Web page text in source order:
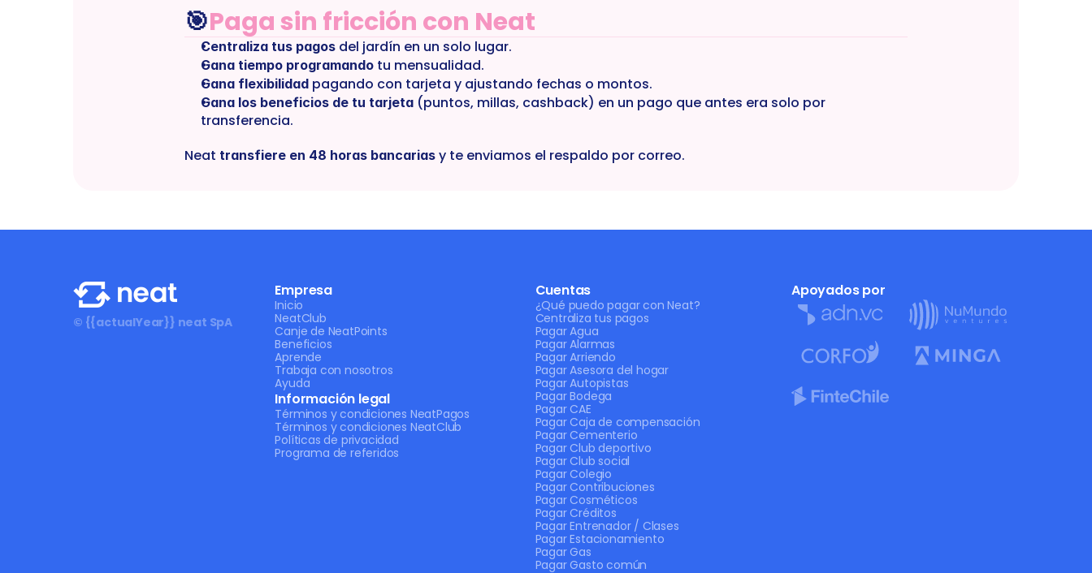
🎯Paga sin fricción con Neat
Centraliza tus pagos del jardín en un solo lugar.
Gana tiempo programando tu mensualidad.
Gana flexibilidad pagando con tarjeta y ajustando fechas o montos.
Gana los beneficios de tu tarjeta (puntos, millas, cashback) en un pago que antes era solo por
transferencia.
Neat transfiere en 48 horas bancarias y te enviamos el respaldo por correo.
Empresa
Inicio
NeatClub
Canje de NeatPoints
Beneficios
Aprende
Trabaja con nosotros
Ayuda
Información legal
Términos y condiciones NeatPagos
Términos y condiciones NeatClub
Políticas de privacidad
Programa de referidos
Cuentas
¿Qué puedo pagar con Neat?
Centraliza tus pagos
Pagar Agua
Pagar Alarmas
Pagar Arriendo
Pagar Asesora del hogar
Pagar Autopistas
Pagar Bodega
Pagar CAE
Pagar Caja de compensación
Pagar Cementerio
Pagar Club deportivo
Pagar Club social
Pagar Colegio
Pagar Contribuciones
Pagar Cosméticos
Pagar Créditos
Pagar Entrenador / Clases
Pagar Estacionamiento
Pagar Gas
Pagar Gasto común
Apoyados por
© {{actualYear}} neat SpA